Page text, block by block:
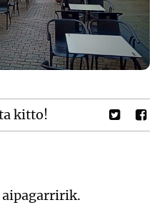
kitto!
aipagarririk.